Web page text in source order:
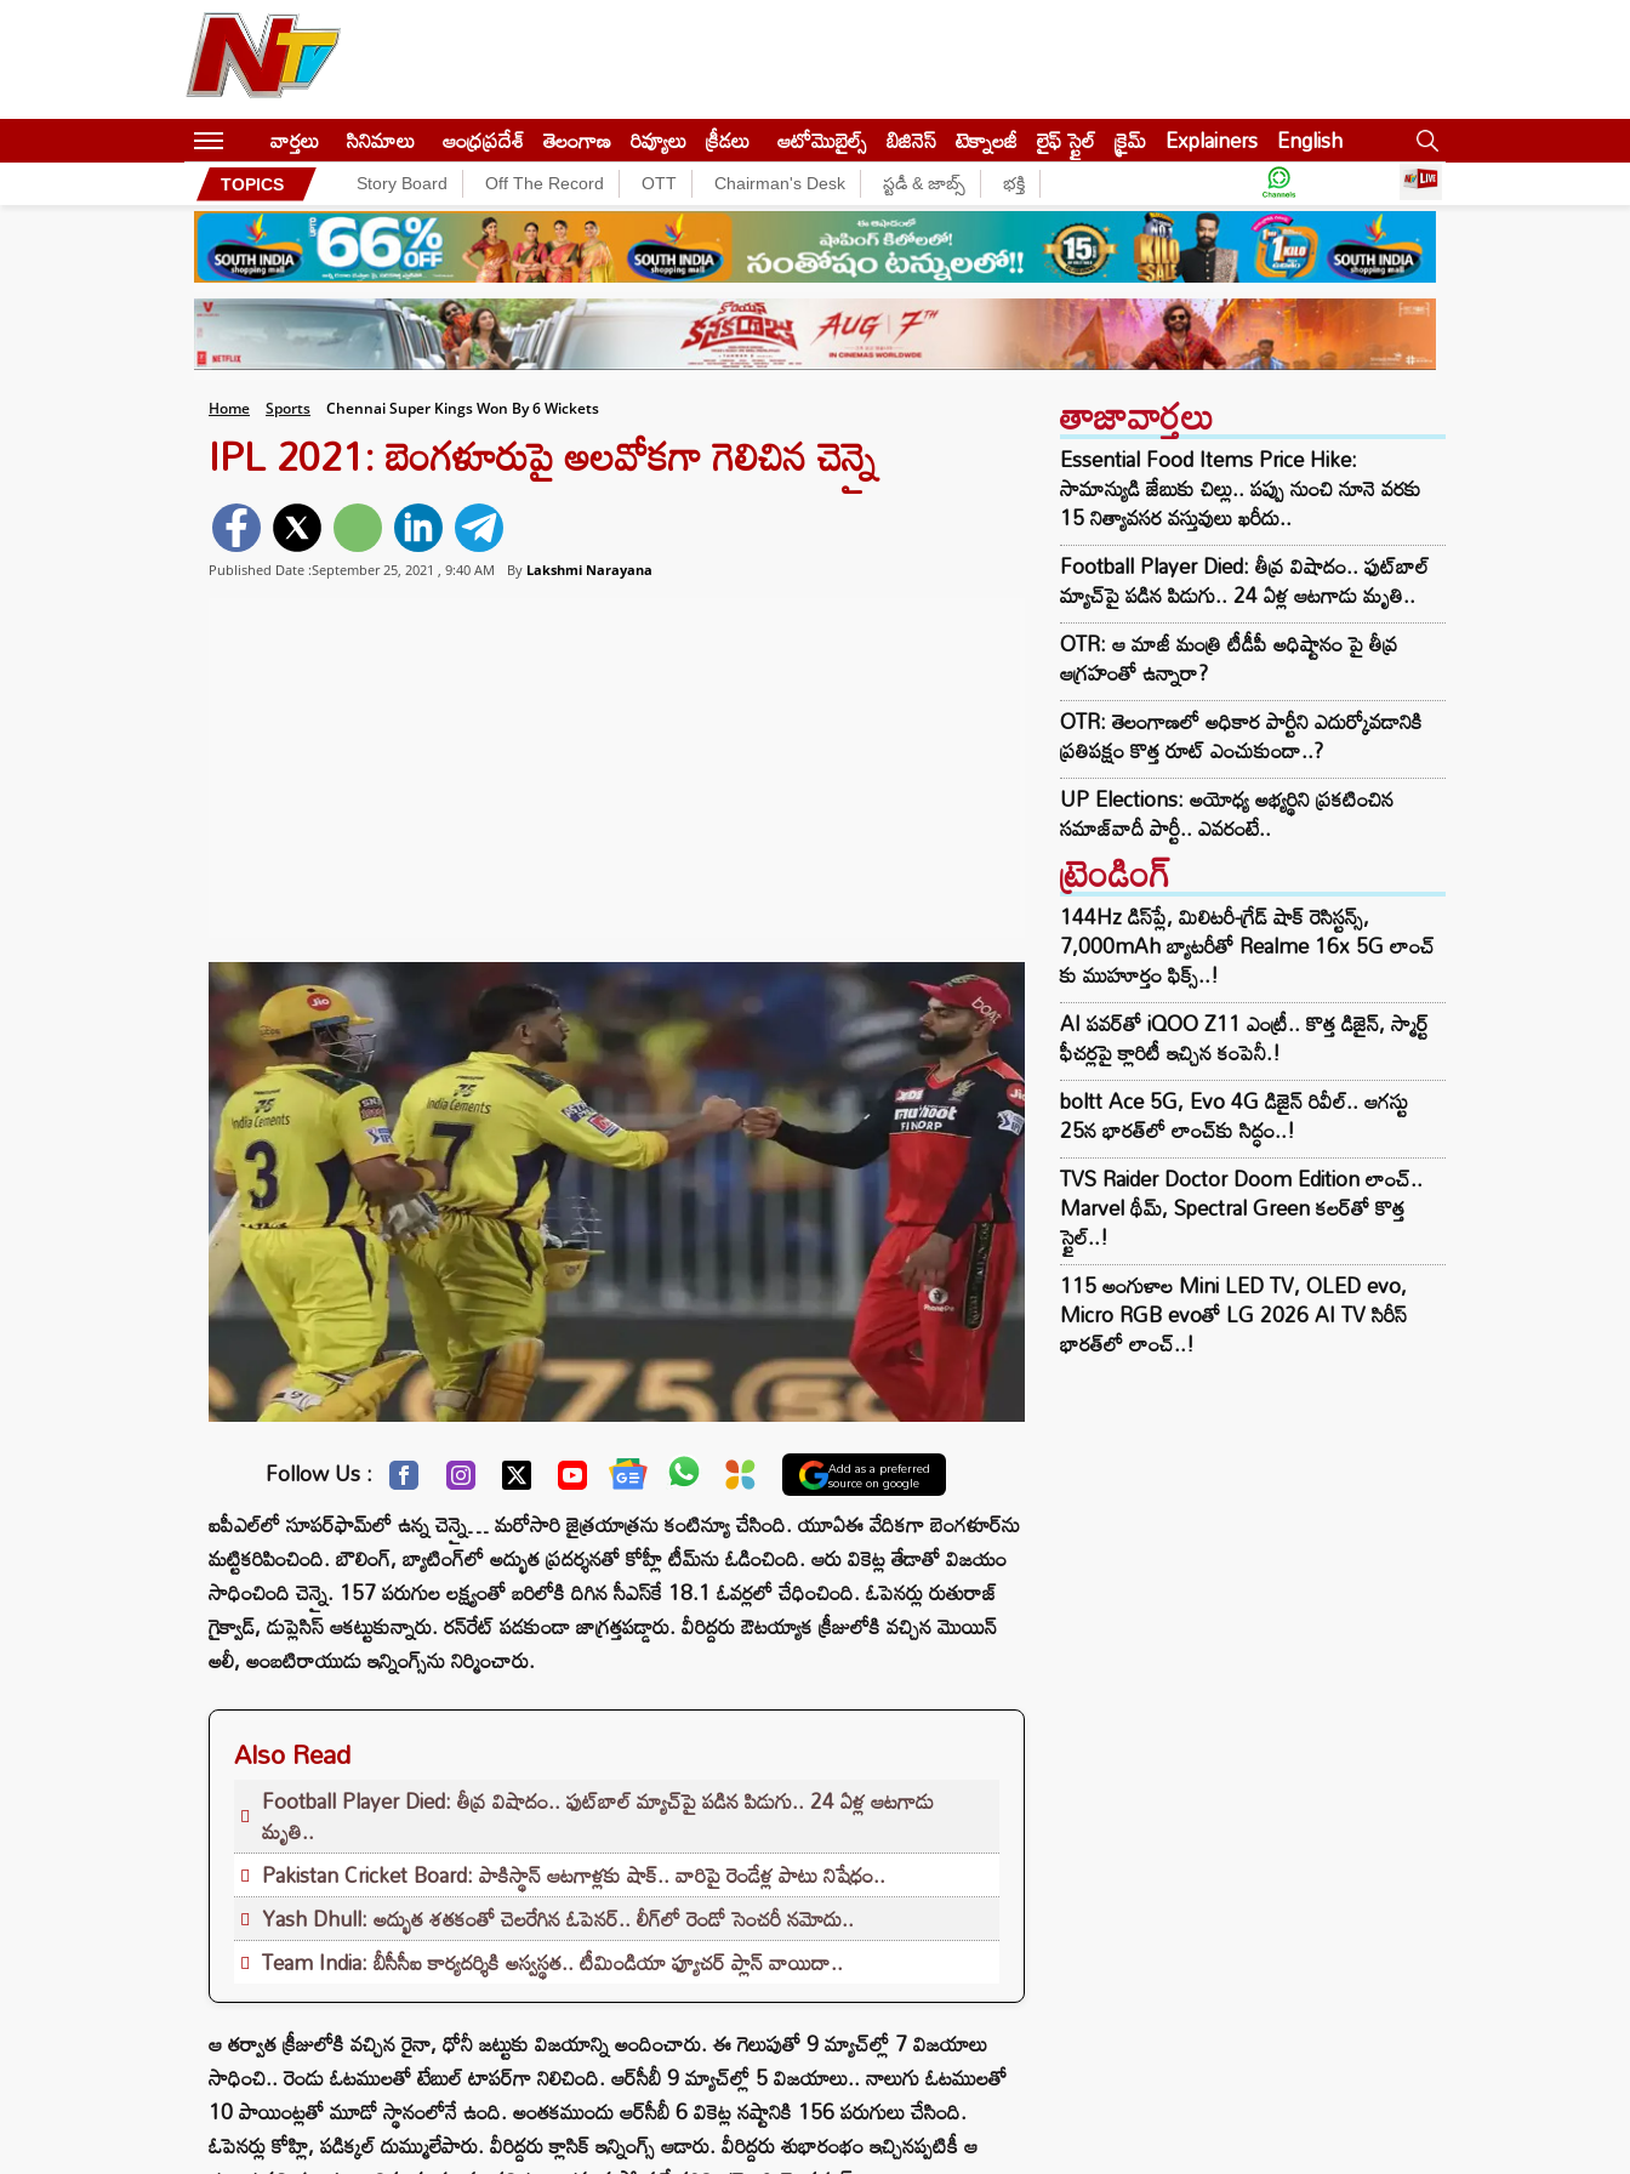
వార్తలు సినిమాలు ఆంధ్రప్రదేశ్ తెలంగాణ రివ్యూలు క్రీడలు ఆటోమొబైల్స్ బిజినెస్‌ టెక్నాలజీ లైఫ్ స్టైల్ క్రైమ్ Explainers English
TOPICS Story Board Off The Record OTT Chairman's Desk స్టడీ & జాబ్స్ భక్తి
Home Sports Chennai Super Kings Won By 6 Wickets
IPL 2021: బెంగళూరుపై అలవోకగా గెలిచిన చెన్నై
Published Date :September 25, 2021 , 9:40 AM By Lakshmi Narayana
Follow Us : Add as a preferred
source on google
ఐపీఎల్‌లో సూపర్‌ఫామ్‌లో ఉన్న చెన్నై… మరోసారి జైత్రయాత్రను కంటిన్యూ చేసింది. యూఏఈ వేదికగా బెంగళూర్‌ను
మట్టికరిపించింది. బౌలింగ్‌, బ్యాటింగ్‌లో అద్భుత ప్రదర్శనతో కోహ్లీ టీమ్‌ను ఓడించింది. ఆరు వికెట్ల తేడాతో విజయం
సాధించింది చెన్నై. 157 పరుగుల లక్ష్యంతో బరిలోకి దిగిన సీఎస్‌కే 18.1 ఓవర్లలో చేధించింది. ఓపెనర్లు రుతురాజ్‌
గైక్వాడ్‌, డుప్లెసిస్‌ ఆకట్టుకున్నారు. రన్‌రేట్‌ పడకుండా జాగ్రత్తపడ్డారు. వీరిద్దరు ఔటయ్యాక క్రీజులోకి వచ్చిన మొయిన్
అలీ, అంబటిరాయుడు ఇన్నింగ్స్‌ను నిర్మించారు.
Also Read
Football Player Died: తీవ్ర విషాదం.. ఫుట్‌బాల్ మ్యాచ్‌పై పడిన పిడుగు.. 24 ఏళ్ల ఆటగాడు
మృతి..
Pakistan Cricket Board: పాకిస్థాన్ ఆటగాళ్లకు షాక్.. వారిపై రెండేళ్ల పాటు నిషేధం..
Yash Dhull: అద్భుత శతకంతో చెలరేగిన ఓపెనర్.. లీగ్‌లో రెండో సెంచరీ నమోదు..
Team India: బీసీసీఐ కార్యదర్శికి అస్వస్థత.. టీమిండియా ఫ్యూచర్ ప్లాన్ వాయిదా..
ఆ తర్వాత క్రీజులోకి వచ్చిన రైనా, ధోనీ జట్టుకు విజయాన్ని అందించారు. ఈ గెలుపుతో 9 మ్యాచ్‌ల్లో 7 విజయాలు
సాధించి.. రెండు ఓటములతో టేబుల్‌ టాపర్‌గా నిలిచింది. ఆర్‌సీబీ 9 మ్యాచ్‌ల్లో 5 విజయాలు.. నాలుగు ఓటములతో
10 పాయింట్లతో మూడో స్థానంలోనే ఉంది. అంతకముందు ఆర్‌సీబీ 6 వికెట్ల నష్టానికి 156 పరుగులు చేసింది.
ఓపెనర్లు కోహ్లి, పడిక్కల్‌ దుమ్ములేపారు. వీరిద్దరు క్లాసిక్ ఇన్నింగ్స్ ఆడారు. వీరిద్దరు శుభారంభం ఇచ్చినప్పటికీ ఆ
తాజావార్తలు
Essential Food Items Price Hike:
సామాన్యుడి జేబుకు చిల్లు.. పప్పు నుంచి నూనె వరకు
15 నిత్యావసర వస్తువులు ఖరీదు..
Football Player Died: తీవ్ర విషాదం.. ఫుట్‌బాల్
మ్యాచ్‌పై పడిన పిడుగు.. 24 ఏళ్ల ఆటగాడు మృతి..
OTR: ఆ మాజీ మంత్రి టీడీపీ అధిష్టానం పై తీవ్ర
ఆగ్రహంతో ఉన్నారా?
OTR: తెలంగాణలో అధికార పార్టీని ఎదుర్కోవడానికి
ప్రతిపక్షం కొత్త రూట్‌ ఎంచుకుందా..?
UP Elections: అయోధ్య అభ్యర్థిని ప్రకటించిన
సమాజ్‌వాదీ పార్టీ.. ఎవరంటే..
ట్రెండింగ్‌
144Hz డిస్‌ప్లే, మిలిటరీ-గ్రేడ్ షాక్ రెసిస్టన్స్,
7,000mAh బ్యాటరీతో Realme 16x 5G లాంచ్
కు ముహూర్తం ఫిక్స్..!
AI పవర్‌తో iQOO Z11 ఎంట్రీ.. కొత్త డిజైన్, స్మార్ట్
ఫీచర్లపై క్లారిటీ ఇచ్చిన కంపెనీ.!
boltt Ace 5G, Evo 4G డిజైన్ రివీల్.. ఆగస్టు
25న భారత్‌లో లాంచ్‌కు సిద్ధం..!
TVS Raider Doctor Doom Edition లాంచ్..
Marvel థీమ్, Spectral Green కలర్‌తో కొత్త
స్టైల్..!
115 అంగుళాల Mini LED TV, OLED evo,
Micro RGB evoతో LG 2026 AI TV సిరీస్
భారత్‌లో లాంచ్..!